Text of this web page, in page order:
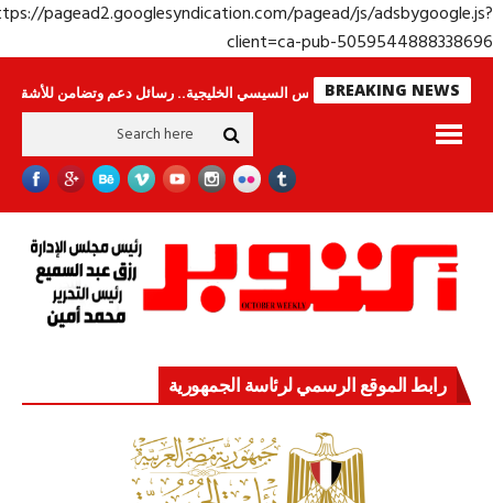
https://pagead2.googlesyndication.com/pagead/js/
client=ca-pub-
BREAKING NEWS
جولة الرئيس السيسي الخليجية.. رسائل دعم وتضامن للأشقاء جهاز
رابط الموقع الرسمي لرئاسة الجمهورية